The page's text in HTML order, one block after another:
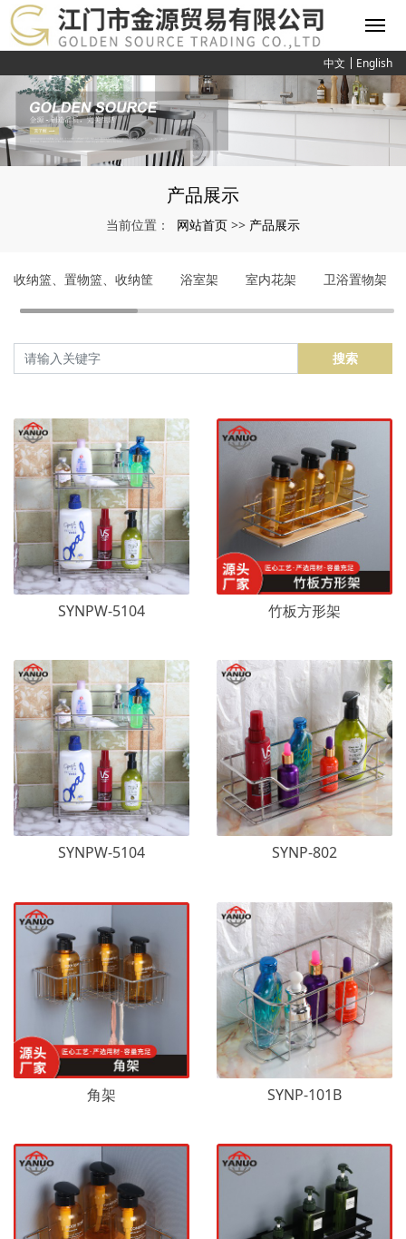
中文 English
产品展示
当前位置： 网站首页 >> 产品展示
收纳篮、置物篮、收纳筐 浴室架 室内花架 卫浴置物架
搜索
SYNPW-5104 竹板方形架
SYNPW-5104 SYNP-802
角架 SYNP-101B